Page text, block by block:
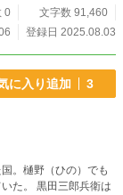
0
文字数 91,460
登録日 2025.08.03
に入り追加 3
。樋野（ひの）でも
た。 黒田三郎兵衛は